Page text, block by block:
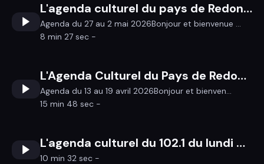
L'agenda culturel du pays de Redon du 28 au 3 mai
Agenda du 27 au 2 mai 2026Bonjour et bienvenue ...
8 min 27 sec -
L'Agenda Culturel du Pays de Redon du 13 au 19 Avril
Agenda du 13 au 19 avril 2026Bonjour et bienven...
15 min 48 sec -
L'agenda culturel du 102.1 du lundi 6 avril au dimanche 12 avril 2026
10 min 32 sec -